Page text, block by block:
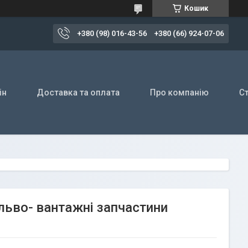
Кошик
+380 (98) 016-43-56 +380 (66) 924-07-06
Доставка та оплата Про компанію
вантажні запчастини